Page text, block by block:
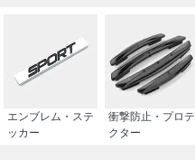
エンブレム・ステ
ッカー
衝撃防止・プロテ
クター